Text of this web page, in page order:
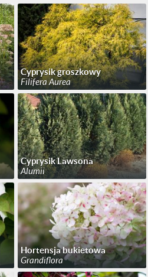
Cyprysik groszkowy
Filifera Aurea
Cyprysik Lawsona
Alumii
Hortensja bukietowa
Grandiflora